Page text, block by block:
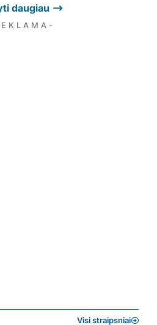
daugiau
E K L A M A -
Visi straipsniai